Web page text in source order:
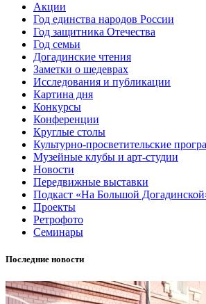
Акции
Год единства народов России
Год защитника Отечества
Год семьи
Догадинские чтения
Заметки о шедеврах
Исследования и публикации
Картина дня
Конкурсы
Конференции
Круглые столы
Культурно-просветительские
Музейные клубы и арт-студии
Новости
Передвижные выставки
Подкаст «На Большой
Проекты
Ретрофото
Семинары
Последние новости